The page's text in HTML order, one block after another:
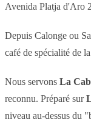
Avenida Platja d'Aro
Depuis Calonge ou
café de spécialité de
Nous servons La
reconnu. Préparé sur
niveau au-dessus du